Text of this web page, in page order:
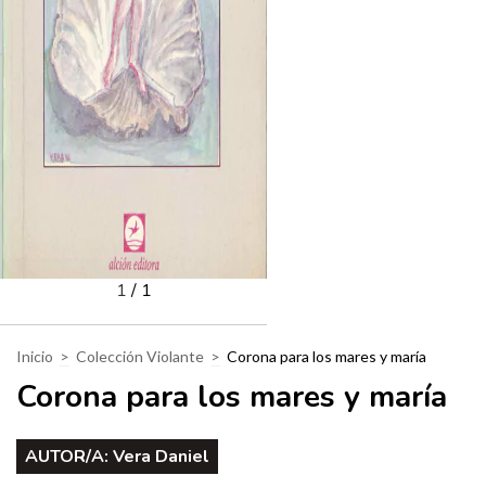
1/ 1
Inicio > Colección Violante > Corona para los mares y maría
Corona para los mares y maría
AUTOR/A: Vera Daniel